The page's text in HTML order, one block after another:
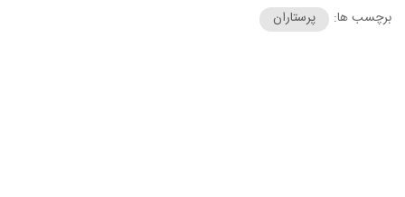
برچسب ها: پرستاران